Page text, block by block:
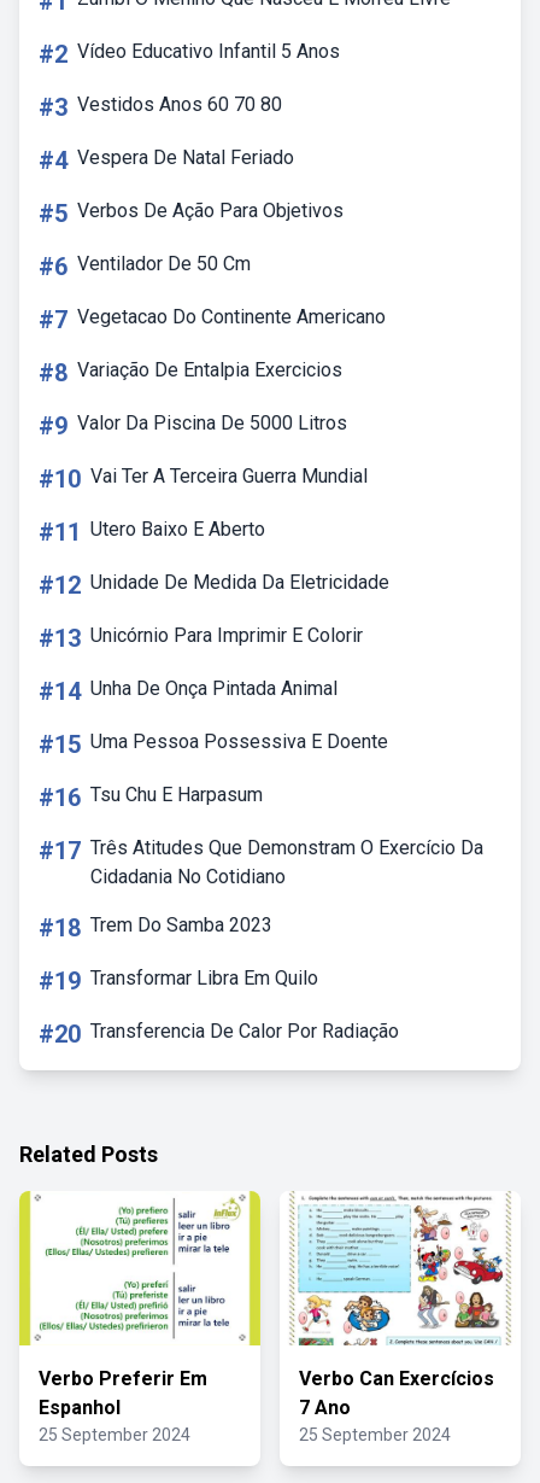
#2 Vídeo Educativo Infantil 5 Anos
#3 Vestidos Anos 60 70 80
#4 Vespera De Natal Feriado
#5 Verbos De Ação Para Objetivos
#6 Ventilador De 50 Cm
#7 Vegetacao Do Continente Americano
#8 Variação De Entalpia Exercicios
#9 Valor Da Piscina De 5000 Litros
#10 Vai Ter A Terceira Guerra Mundial
#11 Utero Baixo E Aberto
#12 Unidade De Medida Da Eletricidade
#13 Unicórnio Para Imprimir E Colorir
#14 Unha De Onça Pintada Animal
#15 Uma Pessoa Possessiva E Doente
#16 Tsu Chu E Harpasum
#17 Três Atitudes Que Demonstram O Exercício Da
Cidadania No Cotidiano
#18 Trem Do Samba 2023
#19 Transformar Libra Em Quilo
#20 Transferencia De Calor Por Radiação
Related Posts
Verbo Preferir Em
Espanhol
25 September 2024
Verbo Can Exercícios
7 Ano
25 September 2024